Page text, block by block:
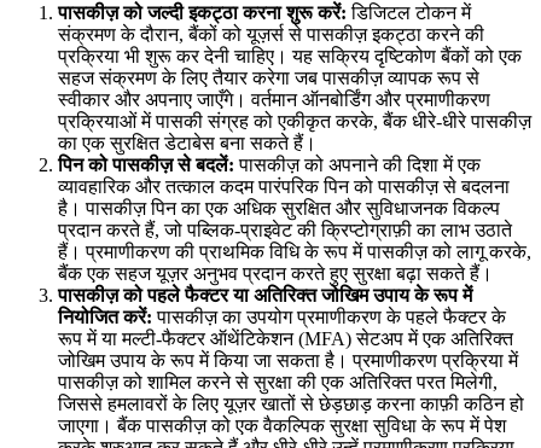
पासकीज़ को जल्दी इकट्ठा करना शुरू करें: डिजिटल टोकन में
संक्रमण के दौरान, बैंकों को यूज़र्स से पासकीज़ इकट्ठा करने की
प्रक्रिया भी शुरू कर देनी चाहिए। यह सक्रिय दृष्टिकोण बैंकों को एक
सहज संक्रमण के लिए तैयार करेगा जब पासकीज़ व्यापक रूप से
स्वीकार और अपनाए जाएँगे। वर्तमान ऑनबोर्डिंग और प्रमाणीकरण
प्रक्रियाओं में पासकी संग्रह को एकीकृत करके, बैंक धीरे-धीरे पासकीज़
का एक सुरक्षित डेटाबेस बना सकते हैं।
पिन को पासकीज़ से बदलें: पासकीज़ को अपनाने की दिशा में एक
व्यावहारिक और तत्काल कदम पारंपरिक पिन को पासकीज़ से बदलना
है। पासकीज़ पिन का एक अधिक सुरक्षित और सुविधाजनक विकल्प
प्रदान करते हैं, जो पब्लिक-प्राइवेट की क्रिप्टोग्राफ़ी का लाभ उठाते
हैं। प्रमाणीकरण की प्राथमिक विधि के रूप में पासकीज़ को लागू करके,
बैंक एक सहज यूज़र अनुभव प्रदान करते हुए सुरक्षा बढ़ा सकते हैं।
पासकीज़ को पहले फैक्टर या अतिरिक्त जोखिम उपाय के रूप में
नियोजित करें: पासकीज़ का उपयोग प्रमाणीकरण के पहले फैक्टर के
रूप में या मल्टी-फैक्टर ऑथेंटिकेशन (MFA) सेटअप में एक अतिरिक्त
जोखिम उपाय के रूप में किया जा सकता है। प्रमाणीकरण प्रक्रिया में
पासकीज़ को शामिल करने से सुरक्षा की एक अतिरिक्त परत मिलेगी,
जिससे हमलावरों के लिए यूज़र खातों से छेड़छाड़ करना काफ़ी कठिन हो
जाएगा। बैंक पासकीज़ को एक वैकल्पिक सुरक्षा सुविधा के रूप में पेश